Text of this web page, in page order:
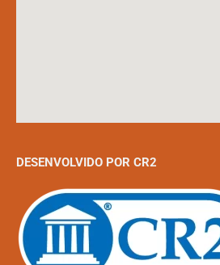
DESENVOLVIDO POR CR2